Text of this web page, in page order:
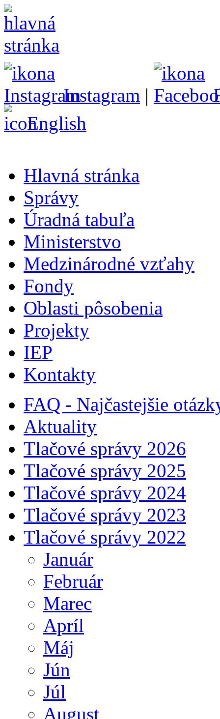
Instagram |
English
Hlavná stránka
Správy
Úradná tabuľa
Ministerstvo
Medzinárodné vzťahy
Fondy
Oblasti pôsobenia
Projekty
IEP
Kontakty
FAQ - Najčastejšie
Aktuality
Tlačové správy 2026
Tlačové správy 2025
Tlačové správy 2024
Tlačové správy 2023
Tlačové správy 2022
Január
Február
Marec
Apríl
Máj
Jún
Júl
August